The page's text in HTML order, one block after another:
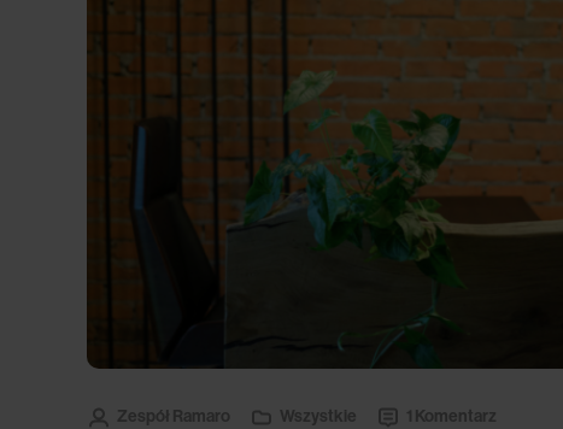
Zespół Ramaro Wszystkie 1 Komentarz